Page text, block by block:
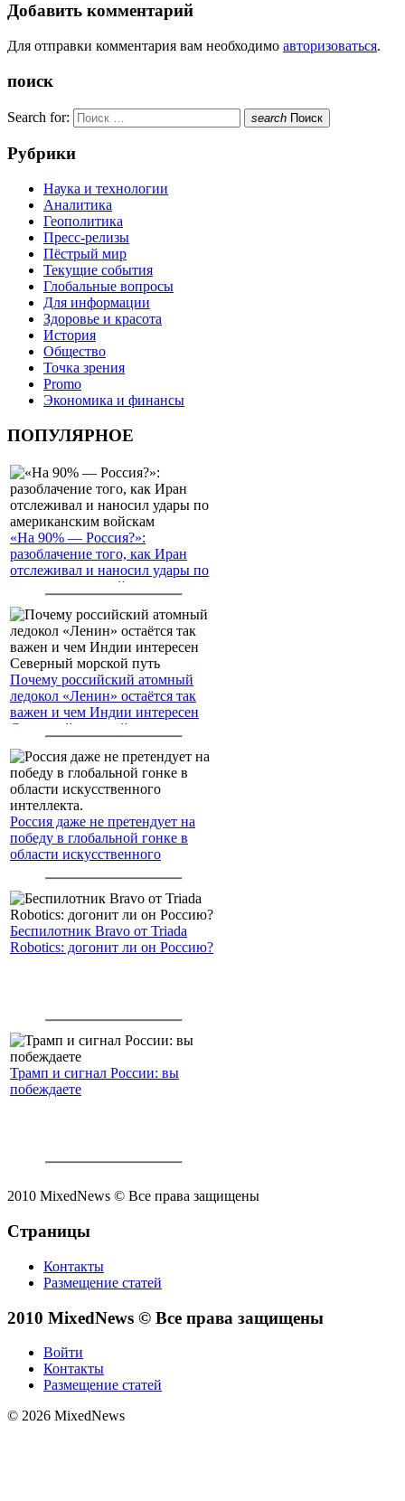
Добавить комментарий
Для отправки комментария вам необходимо авторизоваться.
поиск
Search for: search Поиск
Рубрики
Наука и технологии
Аналитика
Геополитика
Пресс-релизы
Пёстрый мир
Текущие события
Глобальные вопросы
Для информации
Здоровье и красота
История
Общество
Точка зрения
Promo
Экономика и финансы
ПОПУЛЯРНОЕ
«На 90% — Россия?»:
разоблачение того, как Иран
отслеживал и наносил удары по
американским войскам
Почему российский атомный
ледокол «Ленин» остаётся так
важен и чем Индии интересен
Северный морской путь
Россия даже не претендует на
победу в глобальной гонке в
области искусственного
Беспилотник Bravo от Triada
Robotics: догонит ли он Россию?
Трамп и сигнал России: вы
побеждаете
2010 MixedNews © Все права защищены
Страницы
Контакты
Размещение статей
2010 MixedNews © Все права защищены
Войти
Контакты
Размещение статей
© 2026 MixedNews